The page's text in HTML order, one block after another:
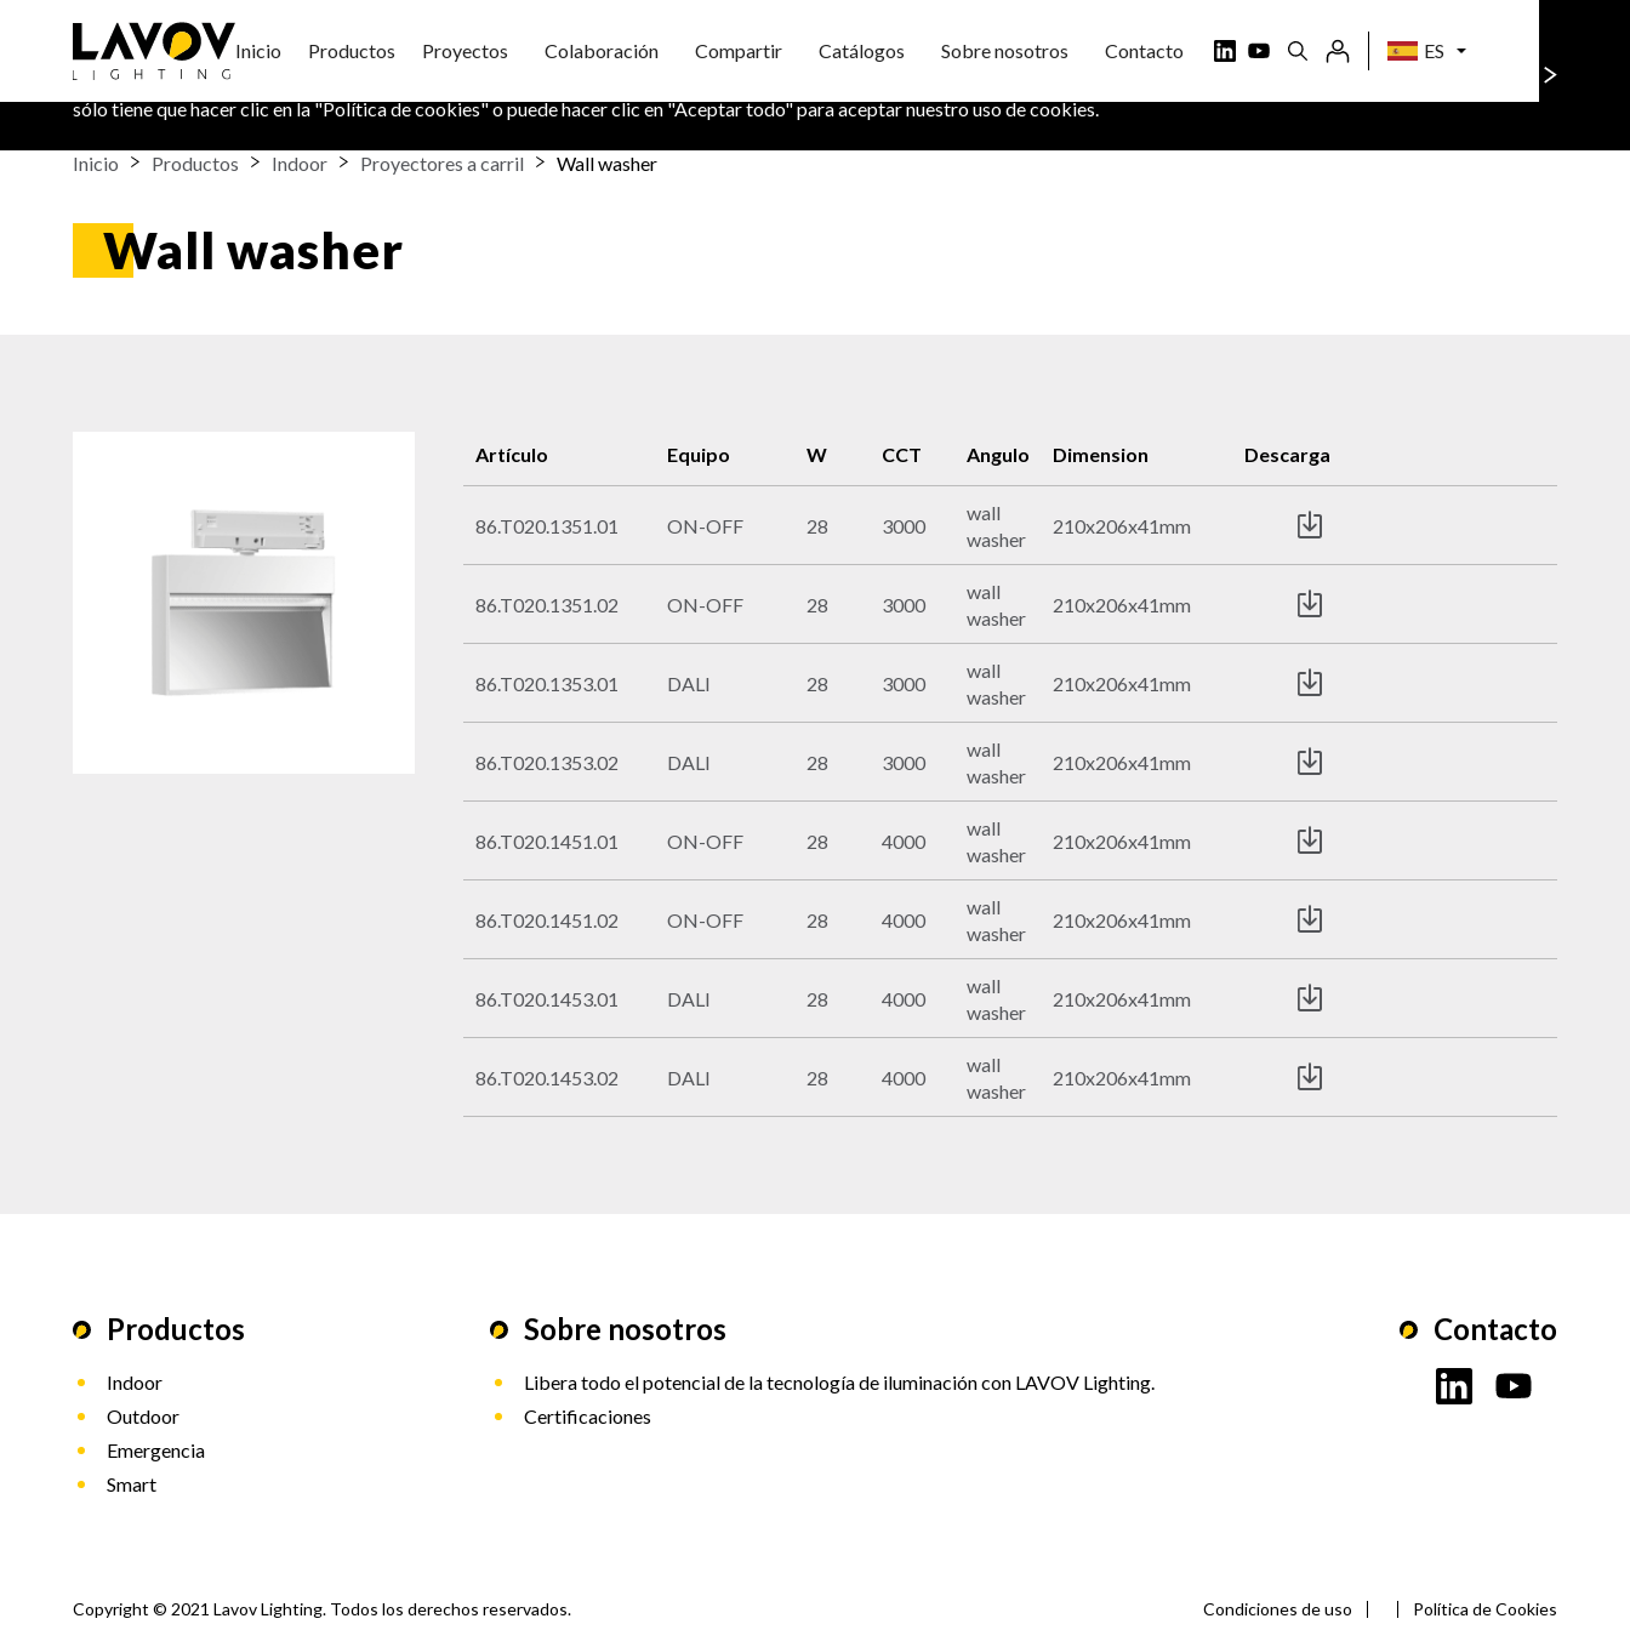
Inicio Productos Proyectos Colaboración Compartir Catálogos Sobre nosotros Contacto ES
Política de Cookies
En este sitio web utilizamos cookies para mantener su información segura. También nos ayuda a entender cómo utiliza nuestro sitio. Si quiere saber más,
sólo tiene que hacer clic en la "Política de cookies" o puede hacer clic en "Aceptar todo" para aceptar nuestro uso de cookies.
Inicio Productos Indoor Proyectores a carril Wall washer
Wall washer
Artículo Equipo W CCT Angulo Dimension Descarga
86.T020.1351.01 ON-OFF 28 3000
wall
washer
210x206x41mm
86.T020.1351.02 ON-OFF 28 3000
wall
washer
210x206x41mm
86.T020.1353.01 DALI 28 3000
wall
washer
210x206x41mm
86.T020.1353.02 DALI 28 3000
wall
washer
210x206x41mm
86.T020.1451.01 ON-OFF 28 4000
wall
washer
210x206x41mm
86.T020.1451.02 ON-OFF 28 4000
wall
washer
210x206x41mm
86.T020.1453.01 DALI 28 4000
wall
washer
210x206x41mm
86.T020.1453.02 DALI 28 4000
wall
washer
210x206x41mm
Productos
Indoor
Outdoor
Emergencia
Smart
Sobre nosotros
Libera todo el potencial de la tecnología de iluminación con LAVOV Lighting.
Certificaciones
Contacto
Condiciones de uso Política de Cookies
Copyright © 2021 Lavov Lighting. Todos los derechos reservados.